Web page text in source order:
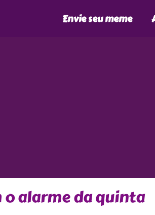
Envie seu meme
o alarme da quinta